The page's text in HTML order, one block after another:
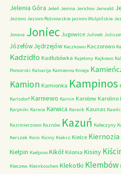
Jelenia Góra Jeleń Jemna Jerichov Jerwałd
Jezioro Jezioro Rożnowskie jezioro Wulpińskie
Jonava Joniec Jugowice Julinek
JózefówJędrzejów Kaczkowo Kaczorowo
Kadzidło Kadłubówka Kajetany Kajkowo
Pomorski Kalvarija Kamienna Knieja
Kamion Kamionka Kampinos
Karlsdorf Karniewo Karnin Karolew Karolino
Karpniki Karwia Karwica Karwik Kaunas Kawki
Kazimierzowo Kaznów Kazuń Kałeczyny
Kerszek Kicin Kiciny Kiekrz Kielce Kiernozia
Kiełpin Kiełpino Kikół Kilonia Kisiny
Kleczew Kleinkoschen Klekotki Klembów